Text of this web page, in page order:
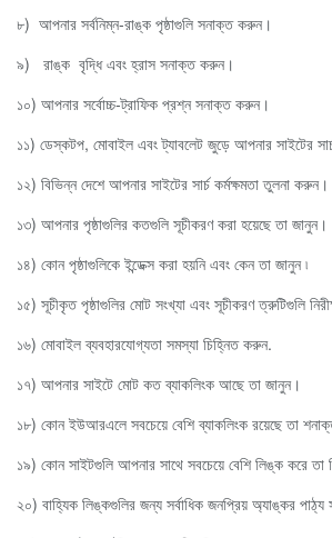
৮) আপনার সর্বনিম্ন-রাঙ্ক পৃষ্ঠাগুলি সনাক্ত করুন।
৯) রাঙ্ক বৃদ্ধি এবং হ্রাস সনাক্ত করুন।
১০) আপনার সর্বোচ্চ-ট্রাফিক প্রশ্ন সনাক্ত করুন।
১১) ডেস্কটপ, মোবাইল এবং ট্যাবলেট জুড়ে আপনার সাইটের
১২) বিভিন্ন দেশে আপনার সাইটের সার্চ কর্মক্ষমতা তুলনা করুন।
১৩) আপনার পৃষ্ঠাগুলির কতগুলি সূচীকরণ করা হয়েছে তা জানুন।
১৪) কোন পৃষ্ঠাগুলিকে ইন্ডেক্স করা হয়নি এবং কেন তা জানুন ৷
১৫) সূচীকৃত পৃষ্ঠাগুলির মোট সংখ্যা এবং সূচীকরণ ত্রুটিগুলি
১৬) মোবাইল ব্যবহারযোগ্যতা সমস্যা চিহ্নিত করুন.
১৭) আপনার সাইটে মোট কত ব্যাকলিংক আছে তা জানুন।
১৮) কোন ইউআরএলে সবচেয়ে বেশি ব্যাকলিংক রয়েছে তা
১৯) কোন সাইটগুলি আপনার সাথে সবচেয়ে বেশি লিঙ্ক করে তা
২০) বাহ্যিক লিঙ্কগুলির জন্য সর্বাধিক জনপ্রিয় অ্যাঙ্কর